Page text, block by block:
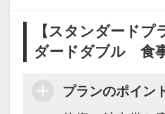
【スタンダードプ
ダードダブル 食
プランのポイン